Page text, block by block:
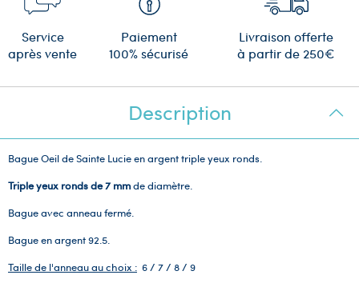
Service
après vente
Paiement
100% sécurisé
Livraison offerte
à partir de 250€
Description
Bague Oeil de Sainte Lucie en argent triple yeux ronds.
Triple yeux rondsde 7 mmde diamètre.
Bague avec anneau fermé.
Bague en argent 92.5.
Taille de l'anneau au choix : 6 / 7 / 8 / 9